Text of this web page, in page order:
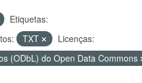
Etiquetas:
TXT
Licenças:
(ODbL) do Open Data Commons